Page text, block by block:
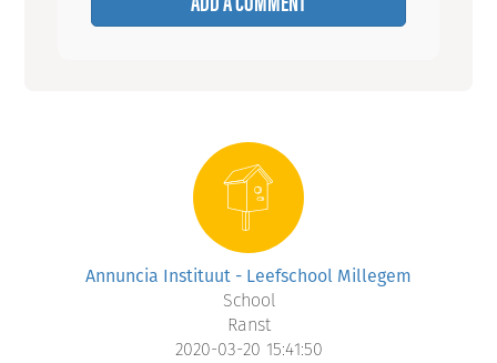
Annuncia Instituut - Leefschool Millegem
School
Ranst
2020-03-20 15:41:50